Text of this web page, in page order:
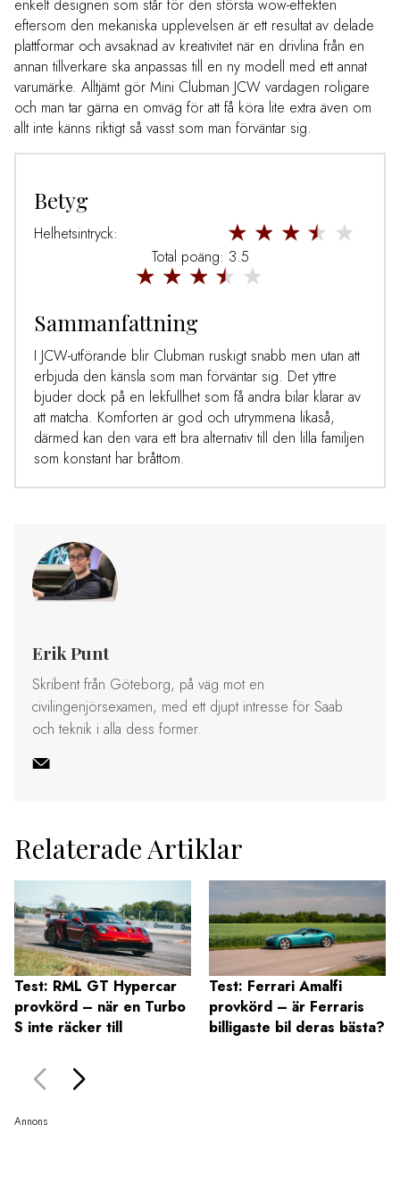
enkelt designen som står för den största wow-effekten
eftersom den mekaniska upplevelsen är ett resultat av delade
plattformar och avsaknad av kreativitet när en drivlina från en
annan tillverkare ska anpassas till en ny modell med ett annat
varumärke. Alltjämt gör Mini Clubman JCW vardagen roligare
och man tar gärna en omväg för att få köra lite extra även om
allt inte känns riktigt så vasst som man förväntar sig.
Betyg
Helhetsintryck:
Total poäng: 3.5
Sammanfattning
I JCW-utförande blir Clubman ruskigt snabb men utan att
erbjuda den känsla som man förväntar sig. Det yttre
bjuder dock på en lekfullhet som få andra bilar klarar av
att matcha. Komforten är god och utrymmena likaså,
därmed kan den vara ett bra alternativ till den lilla familjen
som konstant har bråttom.
Erik Punt
Skribent från Göteborg, på väg mot en
civilingenjörsexamen, med ett djupt intresse för Saab
och teknik i alla dess former.
Relaterade Artiklar
Test: RML GT Hypercar
provkörd – när en Turbo
S inte räcker till
Test: Ferrari Amalfi
provkörd – är Ferraris
billigaste bil deras bästa?
Annons